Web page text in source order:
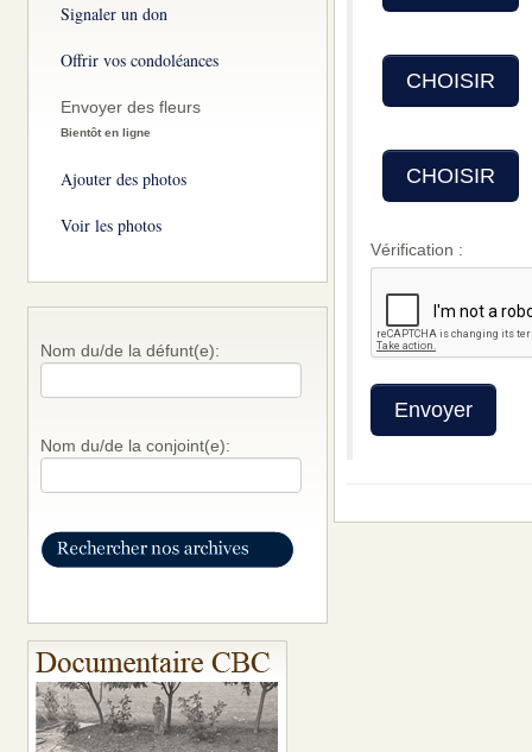
Signaler un don
Offrir vos condoléances
Envoyer des fleurs
Bientôt en ligne
Ajouter des photos
Voir les photos
Nom du/de la défunt(e):
Nom du/de la conjoint(e):
CHOISIR
CHOISIR
Vérification :